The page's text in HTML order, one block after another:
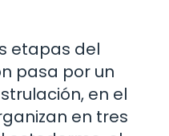
etapas del
pasa por un
en el
en tres